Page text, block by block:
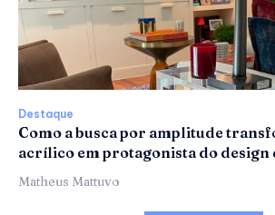
Destaque
Como a busca por amplitude
acrílico em protagonista do design
Matheus Mattuvo